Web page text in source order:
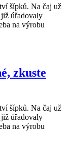
šípků. Na čaj už
úřadovaly
na výrobu
zkuste
šípků. Na čaj už
úřadovaly
na výrobu